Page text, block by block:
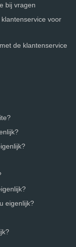
bij vragen
voor
de klantenservice
eigenlijk?